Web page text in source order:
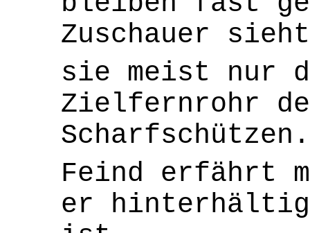
Zuschauer sieht
sie meist nur
Zielfernrohr
Feind erfährt
er hinterhältig